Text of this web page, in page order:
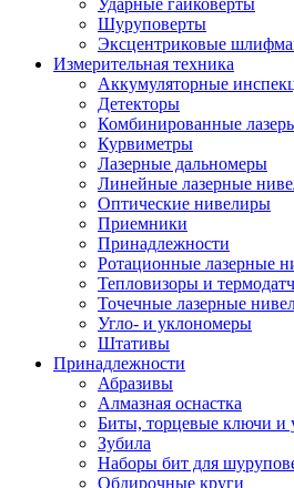
Ударные гайковёрты
Шуруповерты
Эксцентриковые
Измерительная техника
Аккумуляторные
Детекторы
Комбинированные
Курвиметры
Лазерные дальномеры
Линейные лазерные
Оптические нивелиры
Приемники
Принадлежности
Ротационные лазерные
Тепловизоры и
Точечные лазерные
Угло- и уклономеры
Штативы
Принадлежности
Абразивы
Алмазная оснастка
Биты, торцевые ключи и
Зубила
Наборы бит для
Обдирочные круги